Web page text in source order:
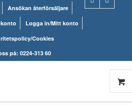
Ansökan återförsäljare
konto
Logga in/Mitt konto
Cookies
på: 0224-313 60